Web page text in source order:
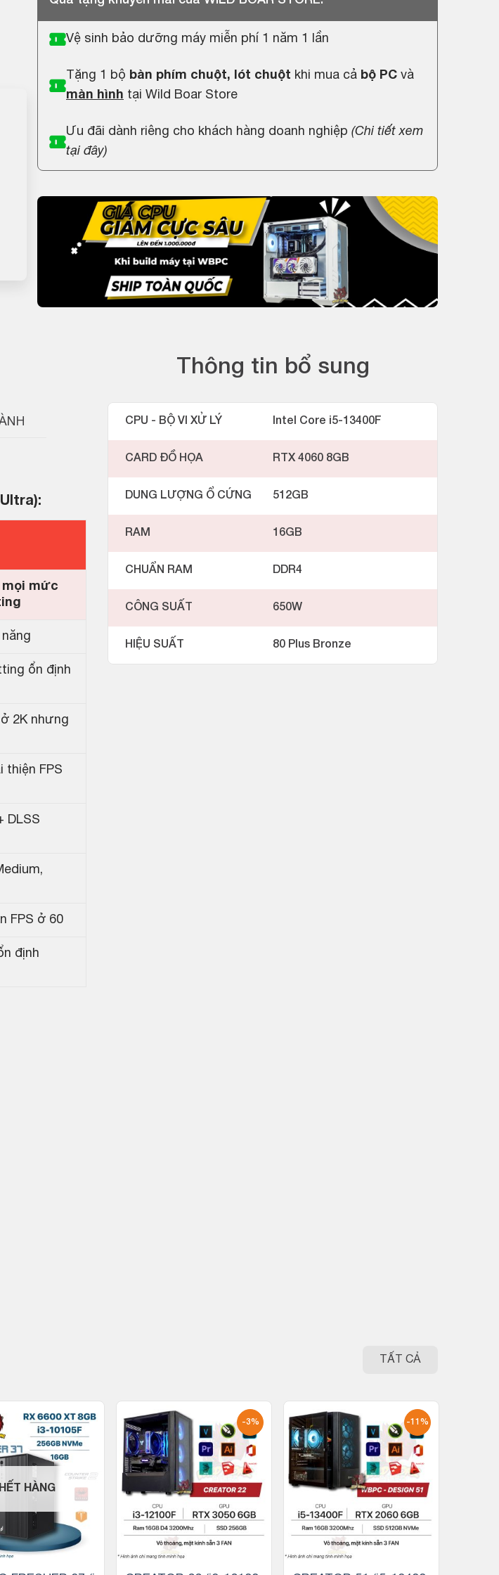
Vệ sinh bảo dưỡng máy miễn phí 1 năm 1 lần
Tặng 1 bộ bàn phím chuột, lót chuột khi mua cả bộ PC và
màn hình tại Wild Boar Store
Ưu đãi dành riêng cho khách hàng doanh nghiệp (Chi tiết xem
tại đây)
mức
ổn định
2K nhưng
thiện FPS
DLSS
FPS ở 60
định
Thông tin bổ sung
CPU - BỘ VI XỬ LÝ Intel Core i5-13400F
CARD ĐỒ HỌA RTX 4060 8GB
DUNG LƯỢNG Ổ CỨNG 512GB
RAM 16GB
CHUẨN RAM DDR4
CÔNG SUẤT 650W
HIỆU SUẤT 80 Plus Bronze
TẤT CẢ
HẾT HÀNG
-3% -11%